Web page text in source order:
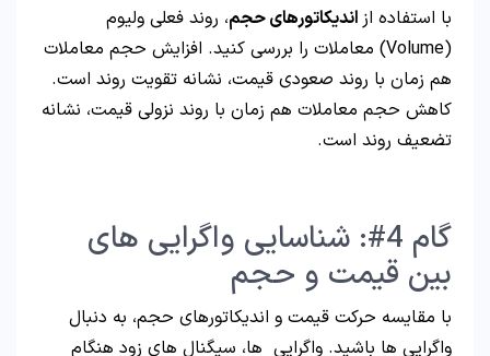
با استفاده از اندیکاتورهای حجم، روند فعلی ولیوم
(Volume) معاملات را بررسی کنید. افزایش حجم معاملات
هم‌ زمان با روند صعودی قیمت، نشانه تقویت روند است.
کاهش حجم معاملات هم‌ زمان با روند نزولی قیمت، نشانه
تضعیف روند است.
گام 4#: شناسایی واگرایی های
بین قیمت و حجم
با مقایسه حرکت قیمت و اندیکاتورهای حجم، به دنبال
واگرایی ها باشید. واگرایی ها، سیگنال های زود هنگام